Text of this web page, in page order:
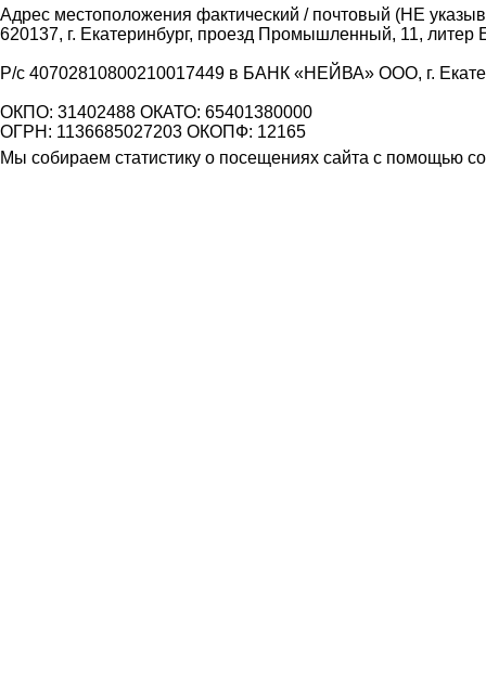
Адрес местоположения фактический / почтовый (НЕ
620137, г. Екатеринбург, проезд Промышленный, 11, литер
Р/с 40702810800210017449 в БАНК «НЕЙВА» ООО, г.
ОКПО: 31402488 ОКАТО: 65401380000
ОГРН: 1136685027203 ОКОПФ: 12165
Мы собираем статистику о посещениях сайта с помощью